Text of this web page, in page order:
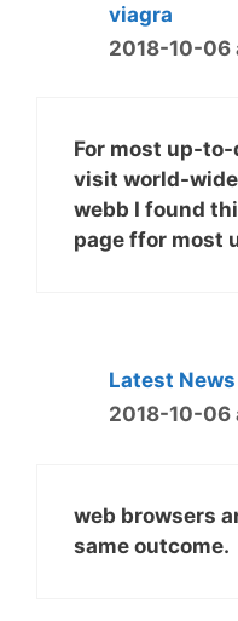
viagra
2018-10-06
For most up-
visit world-
webb I found
page ffor most
Latest
2018-10-06
web browsers
same outcome.